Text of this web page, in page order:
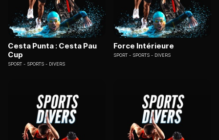
Cesta Punta : Cesta Pau
Cup
SPORT SPORTS - DIVERS
Force Intérieure
SPORT SPORTS - DIVERS